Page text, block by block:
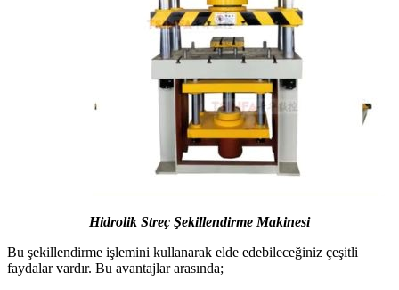
Hidrolik Streç Şekillendirme Makinesi
Bu şekillendirme işlemini kullanarak elde edebileceğiniz çeşitli
faydalar vardır. Bu avantajlar arasında;